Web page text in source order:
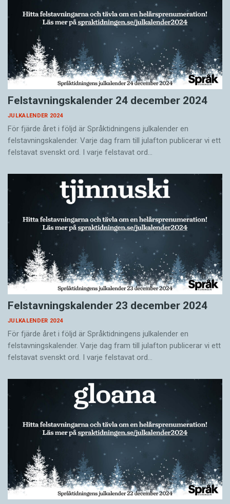
Felstavningskalender 24 december 2024
JULKALENDER 2024
För fjärde året i följd är Språktidningens julkalender en
felstavningskalender. Varje dag fram till julafton publicerar vi ett
felstavat svenskt ord. I varje felstavat ord…
Felstavningskalender 23 december 2024
JULKALENDER 2024
För fjärde året i följd är Språktidningens julkalender en
felstavningskalender. Varje dag fram till julafton publicerar vi ett
felstavat svenskt ord. I varje felstavat ord…